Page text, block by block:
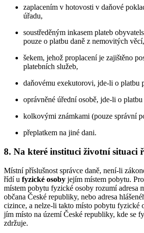
zaplacením v hotovosti v daňové
úřadu,
soustředěným inkasem plateb
pouze o platbu daně z nemovitých věcí,
šekem, jehož proplacení je zajištěno
platebních služeb,
daňovému exekutorovi, jde-li o platbu
oprávněné úřední osobě, jde-li o
kolkovými známkami (pouze správní
přeplatkem na jiné dani.
8. Na které instituci životní situaci
Místní příslušnost správce daně, není-li
řídí u fyzické osoby jejím místem pobytu.
místem pobytu fyzické osoby rozumí adresa
občana České republiky, nebo adresa
cizince, a nelze-li takto místo pobytu fyzické
jím místo na území České republiky, kde se
zdržuje.